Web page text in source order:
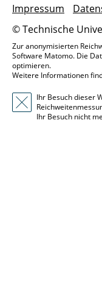
© Technische
Impressum
Zur anonymisierten
Software Matomo. Die
optimieren.
Weitere Informationen
Ihr Besuch dieser
Ihr Besuch nicht